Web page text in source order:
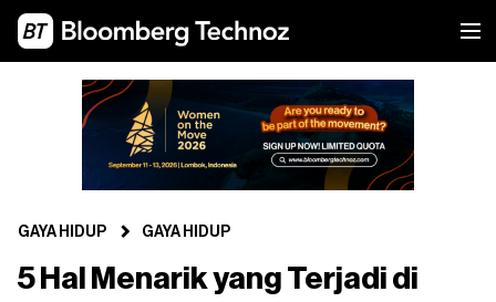
GAYA HIDUP GAYA HIDUP
5 Hal Menarik yang Terjadi di